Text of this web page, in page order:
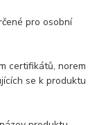
pro osobní
certifikátů, norem
se k produktu